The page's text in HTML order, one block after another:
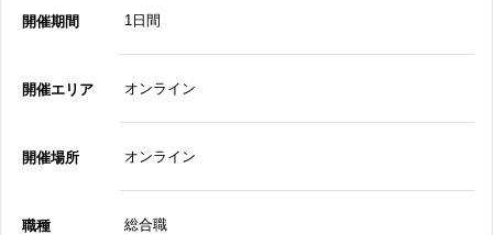
開催期間 1日間
開催エリア オンライン
開催場所 オンライン
職種 総合職